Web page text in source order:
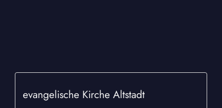
evangelische Kirche Altstadt